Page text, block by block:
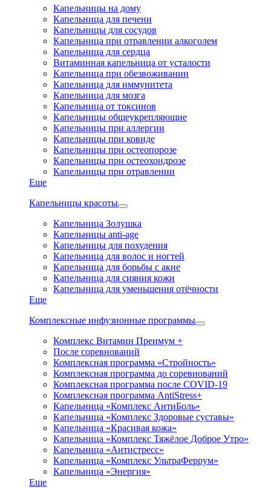
Капельницы на дому
Капельница для печени
Капельницы для сосудов
Капельница при отравлении алкоголем
Капельница для сердца
Витаминная капельница от усталости
Капельница при обезвоживании
Капельница для иммунитета
Капельница для мозга
Капельница от токсинов
Капельницы общеукрепляющие
Капельницы при аллергии
Капельницы при ковиде
Капельницы при остеопорозе
Капельницы при остеохондрозе
Капельницы при отравлении
Еще
Капельницы красоты
Капельница Золушка
Капельницы anti-age
Капельницы для похудения
Капельница для волос и ногтей
Капельница для борьбы с акне
Капельница для сияния кожи
Капельница для уменьшения отёчности
Еще
Комплексные инфузионные программы
Комплекс Витамин Преимум +
После соревнований
Комплексная программа «Стройность»
Комплексная программа до соревнований
Комплексная программа после COVID-19
Комплексная программа AntiStress+
Капельница «Комплекс АнтиБоль»
Капельница «Комплекс Здоровые суставы»
Капельница «Красивая кожа»
Капельница «Комплекс Тяжёлое Доброе Утро»
Капельница «Антистресс»
Капельница «Комплекс УльтраФеррум»
Капельница «Энергия»
Еще